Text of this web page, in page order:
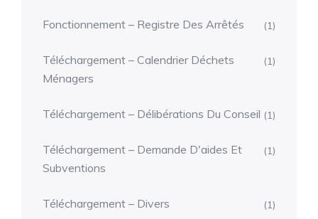
Fonctionnement – Registre Des Arrêtés (1)
Téléchargement – Calendrier Déchets
Ménagers
(1)
Téléchargement – Délibérations Du Conseil (1)
Téléchargement – Demande D'aides Et
Subventions
(1)
Téléchargement – Divers (1)